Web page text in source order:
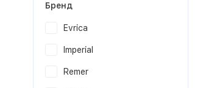
Бренд
Evrica
Imperial
Remer